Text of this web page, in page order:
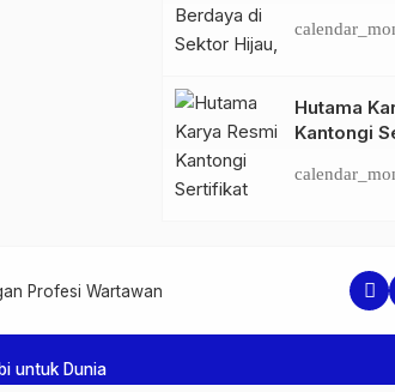
Hijau,
Jambi
Hutama
Kantongi
Fungsi
Profesi Wartawan
untuk Dunia